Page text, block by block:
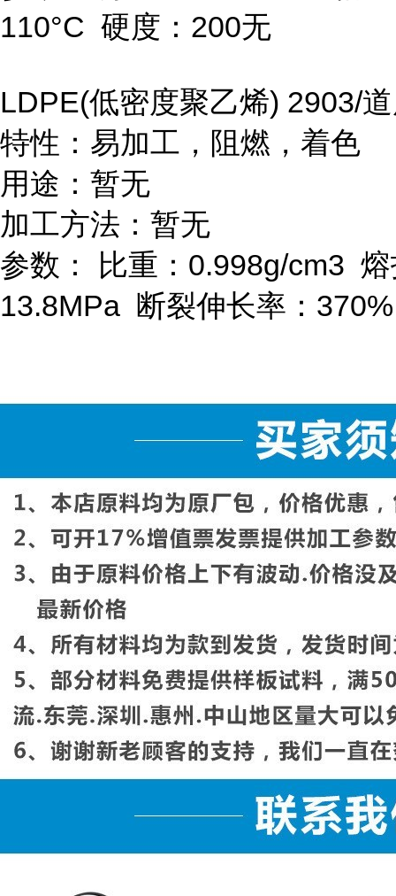
110°C 硬度： 200无
LDPE(低密度聚乙烯) 2903/
特性：易加工，阻燃，着色
用途：暂无
加工方法：暂无
参数：
比重： 0.998g/cm3
13.8MPa 断裂伸长率： 370%